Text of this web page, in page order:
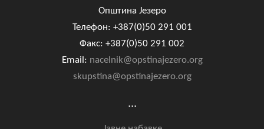
Општина Језеро
Телефон: +387(0)50 291 001
Факс: +387(0)50 291 002
Email: nacelnik@opstinajezero.org
skupstina@opstinajezero.org
...